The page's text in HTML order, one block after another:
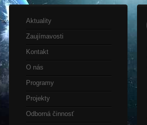
Aktuality
Zaujímavosti
Kontakt
O nás
Programy
Projekty
Odborná činnosť